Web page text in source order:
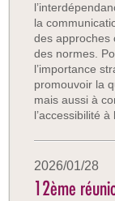
la
des approches
des normes.
l’importance
promouvoir la
mais aussi à
l’accessibilité
2026/01/28
12ème